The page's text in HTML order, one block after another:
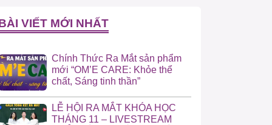
VIẾT MỚI NHẤT
Chính Thức Ra Mắt sản phẩm
mới “OM’E CARE: Khỏe thể
chất, Sáng tinh thần”
LỄ HỘI RA MẮT KHÓA HỌC
THÁNG 11 – LIVESTREAM